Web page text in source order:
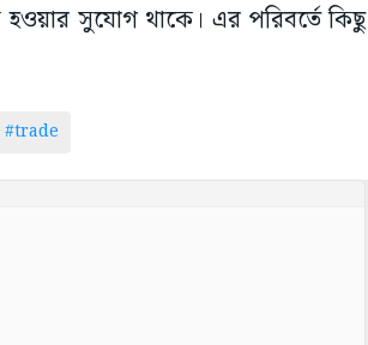
সুযোগ থাকে। এর পরিবর্তে কিছু
#trade